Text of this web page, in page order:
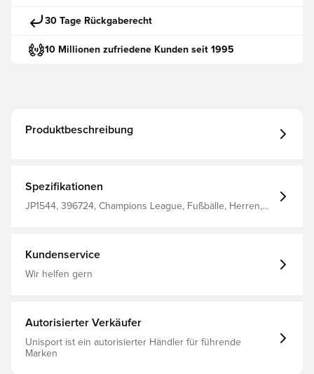
30 Tage Rückgaberecht
10 Millionen zufriedene Kunden seit 1995
Produktbeschreibung
Spezifikationen
JP1544, 396724, Champions League, Fußbälle, Herren,
Kundenservice
Wir helfen gern
Autorisierter Verkäufer
Unisport ist ein autorisierter Händler für führende
Marken